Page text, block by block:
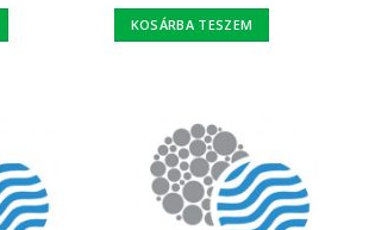
KOSÁRBA TESZEM